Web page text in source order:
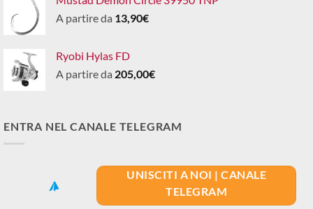
A partire da 13,90€
Ryobi Hylas FD
A partire da 205,00€
ENTRA NEL CANALE TELEGRAM
UNISCITI A NOI | CANALE
TELEGRAM